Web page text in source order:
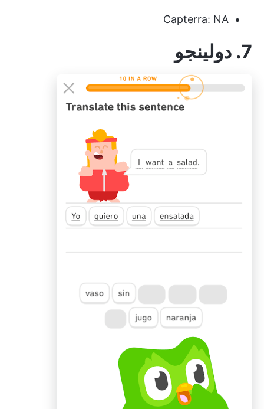
Capterra: NA
7. دولينجو